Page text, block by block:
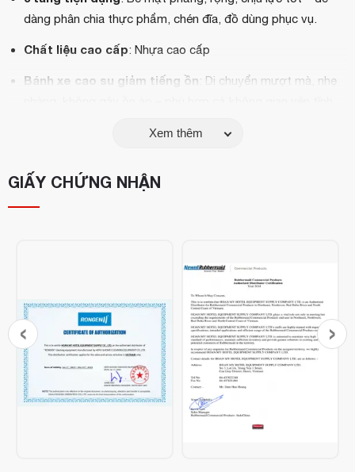
dàng phân chia thực phẩm, chén đĩa, đồ dùng phục vụ.
Chất liệu cao cấp: Nhựa cao cấp
Bánh xe cao su giảm tiếng ồn: Di chuyển mượt mà, nhẹ
Tay đẩy chắc chắn, hai bên tiện lợi: Giúp thao tác nhanh
Thiết kế hiện đại, màu đen sang trọng
không gian nội thất khác nhau.
Xem thêm
GIẤY CHỨNG NHẬN
‹ ›